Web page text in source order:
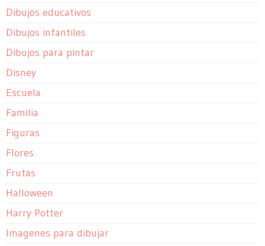
Dibujos educativos
Dibujos infantiles
Dibujos para pintar
Disney
Escuela
Familia
Figuras
Flores
Frutas
Halloween
Harry Potter
Imagenes para dibujar